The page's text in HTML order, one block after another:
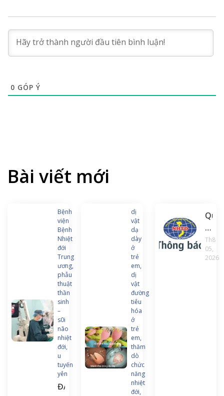
0 GÓP Ý
Bài viết mới
Bệnh
viện
Bệnh
Nhiệt
đới
Trung
ương,
phẫu
thuật
thần
sinh
–
s0i
não
nhiệt
đới,
u
tuyến
yên
ĐAU
dị
vật
dạ
dày
ở
trẻ
em,
dị
vật
đường
tiêu
hóa
ở
trẻ
em,
thăm
dò
chức
năng
nhiệt
đới,
định
về
việc
ban
Th8
05,
2026